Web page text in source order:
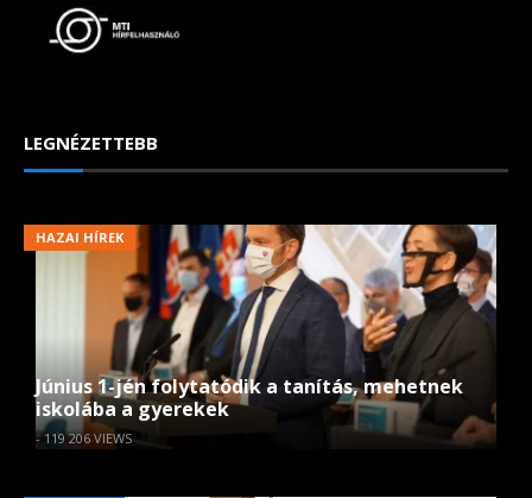
LEGNÉZETTEBB
HAZAI HÍREK
Június 1-jén folytatódik a tanítás, mehetnek
iskolába a gyerekek
- 119 206 VIEWS